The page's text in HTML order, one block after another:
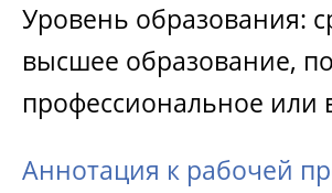
Уровень образования:
высшее образование,
профессиональное
Аннотация к рабочей